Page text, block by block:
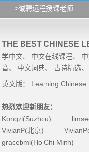
>诚聘远程授课老师
THE BEST CHINESE
学中文、 中文在线课程、
音、 中文词典、 古诗精选
英文版： Learning Chinese
热烈欢迎新朋友：
Kongzi(Suzhou)
VivianP(北京)
gracebml(Ho Chi Minh)